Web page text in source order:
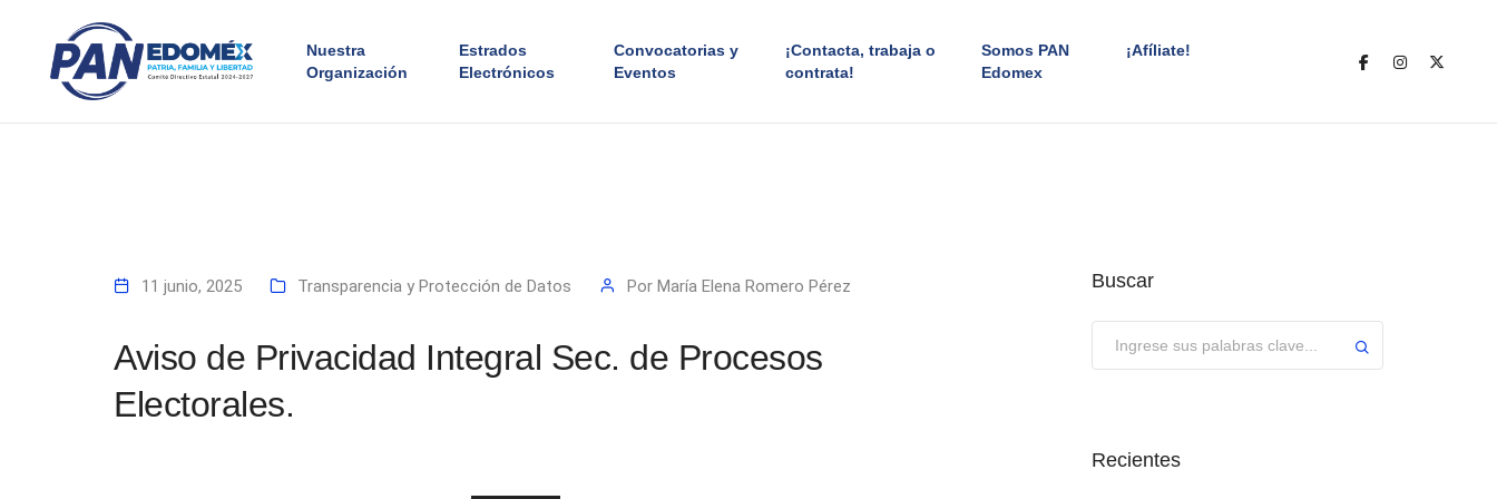
Nuestra
Organización
Estrados
Electrónicos
Convocatorias y
Eventos
¡Contacta, trabaja o
contrata!
Somos PAN
Edomex
¡Afíliate!
11 junio, 2025 Transparencia y Protección de Datos Por María Elena Romero Pérez
Aviso de Privacidad Integral Sec. de Procesos
Electorales.
Buscar
Recientes